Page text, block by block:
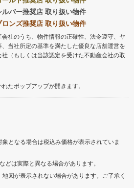
ルバー推奨店 取り扱い物件
ロンズ推奨店 取り扱い物件
社のうち、物件情報の正確性、法令遵守、ヤ
当社所定の基準を満たした優良な店舗運営を
（もしくは当該認定を受けた不動産会社の取
たポップアップが開きます。
となる場合は税込み価格が表示されていま
どは実際と異なる場合があります。
図が表示されない場合があります。ご了承く